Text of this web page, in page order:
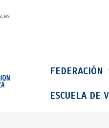
FEDERACIÓN
ESCUELA DE